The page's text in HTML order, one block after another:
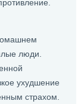
люди.
ухудшение
страхом.